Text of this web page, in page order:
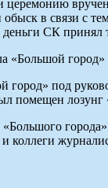
церемонию
в связи с
СК принял
«Большой город»
город» под
помещен
коллеги